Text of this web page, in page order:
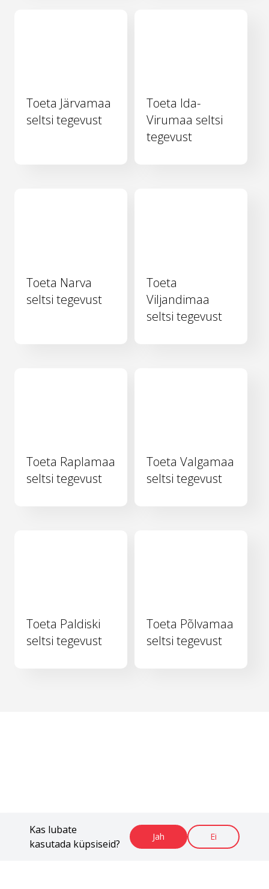
Kas lubate
kasutada küpsiseid?
Jah Ei
Toeta Järvamaa
seltsi tegevust
Toeta Ida-
Virumaa seltsi
tegevust
Toeta Narva
seltsi tegevust
Toeta
Viljandimaa
seltsi tegevust
Toeta Raplamaa
seltsi tegevust
Toeta Valgamaa
seltsi tegevust
Toeta Paldiski
seltsi tegevust
Toeta Põlvamaa
seltsi tegevust